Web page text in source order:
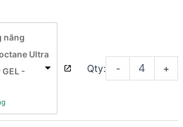
năng
Ultra
-
Qty: - +